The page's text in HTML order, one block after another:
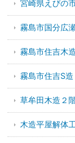
宮崎県えびの
霧島市国分広
霧島市住吉木
霧島市住吉S
草牟田木造２
木造平屋解体